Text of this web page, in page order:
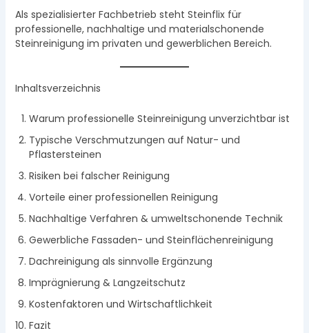
Als spezialisierter Fachbetrieb steht Steinflix für
professionelle, nachhaltige und materialschonende
Steinreinigung im privaten und gewerblichen Bereich.
Inhaltsverzeichnis
Warum professionelle Steinreinigung unverzichtbar ist
Typische Verschmutzungen auf Natur- und
Pflastersteinen
Risiken bei falscher Reinigung
Vorteile einer professionellen Reinigung
Nachhaltige Verfahren & umweltschonende Technik
Gewerbliche Fassaden- und Steinflächenreinigung
Dachreinigung als sinnvolle Ergänzung
Imprägnierung & Langzeitschutz
Kostenfaktoren und Wirtschaftlichkeit
Fazit